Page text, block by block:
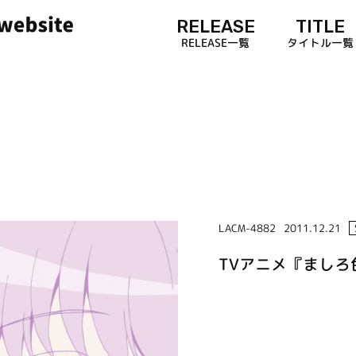
RELEASE
RELEASE一覧
TITLE
タイトル一覧
LACM-4882 2011.12.21
TVアニメ『まし